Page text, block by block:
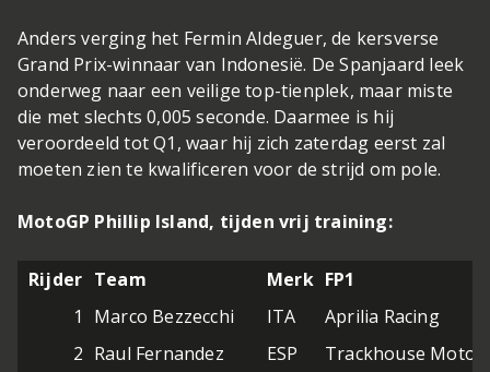
Anders verging het Fermin Aldeguer, de kersverse
Grand Prix-winnaar van Indonesië. De Spanjaard leek
onderweg naar een veilige top-tienplek, maar miste
die met slechts 0,005 seconde. Daarmee is hij
veroordeeld tot Q1, waar hij zich zaterdag eerst zal
moeten zien te kwalificeren voor de strijd om pole.
MotoGP Phillip Island, tijden vrij training:
Rijder Team Merk FP1
1
Marco Bezzecchi ITA
Aprilia Racing
2 Raul Fernandez ESP
Trackhouse